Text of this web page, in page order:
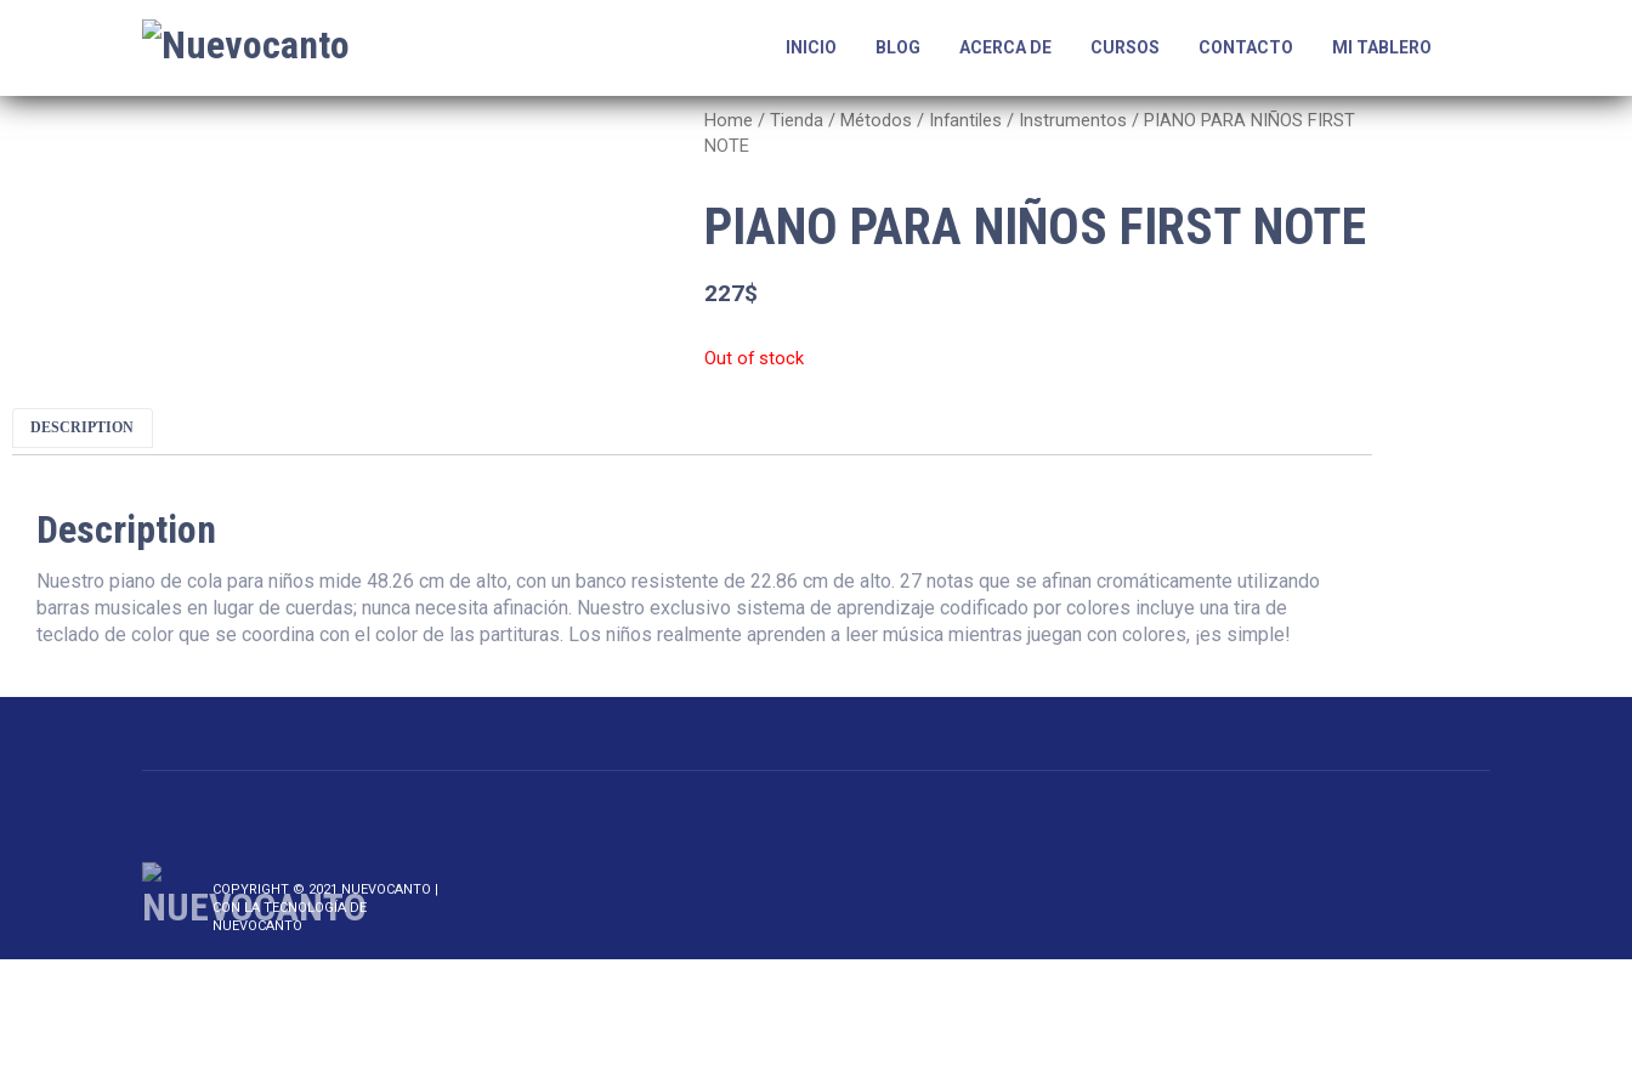
INICIO BLOG ACERCA DE CURSOS CONTACTO MI TABLERO
Home/Tienda/Métodos/Infantiles/Instrumentos/ PIANO PARA NIÑOS FIRST
NOTE
PIANO PARA NIÑOS FIRST NOTE
227$
Out of stock
DESCRIPTION
Description
Nuestro piano de cola para niños mide 48.26 cm de alto, con un banco resistente de 22.86 cm de alto. 27 notas que se afinan cromáticamente utilizando
barras musicales en lugar de cuerdas; nunca necesita afinación. Nuestro exclusivo sistema de aprendizaje codificado por colores incluye una tira de
teclado de color que se coordina con el color de las partituras. Los niños realmente aprenden a leer música mientras juegan con colores, ¡es simple!
COPYRIGHT © 2021 NUEVOCANTO |
CON LA TECNOLOGÍA DE
NUEVOCANTO